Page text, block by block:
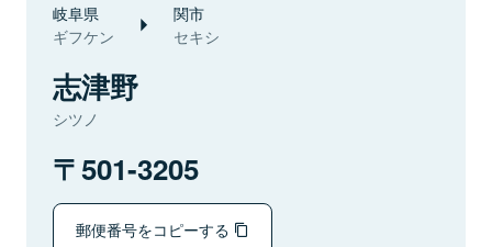
岐阜県
ギフケン
関市
セキシ
志津野
シツノ
501-3205
郵便番号をコピーする